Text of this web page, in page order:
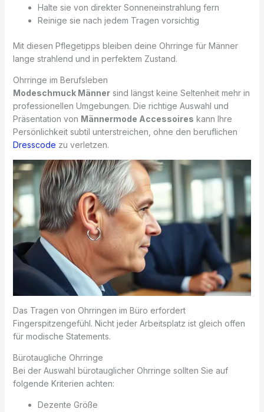
Halte sie von direkter Sonneneinstrahlung fern
Reinige sie nach jedem Tragen vorsichtig
Mit diesen Pflegetipps bleiben deine Ohrringe für Männer
lange strahlend und in perfektem Zustand.
Ohrringe im Berufsleben
Modeschmuck Männersind längst keine Seltenheit mehr in
professionellen Umgebungen. Die richtige Auswahl und
Präsentation von Männermode Accessoires kann Ihre
Persönlichkeit subtil unterstreichen, ohne den beruflichen
Dresscode zu verletzen.
Das Tragen von Ohrringen im Büro erfordert
Fingerspitzengefühl. Nicht jeder Arbeitsplatz ist gleich offen
für modische Statements.
Bürotaugliche Ohrringe
Bei der Auswahl bürotauglicher Ohrringe sollten Sie auf
folgende Kriterien achten:
Dezente Größe